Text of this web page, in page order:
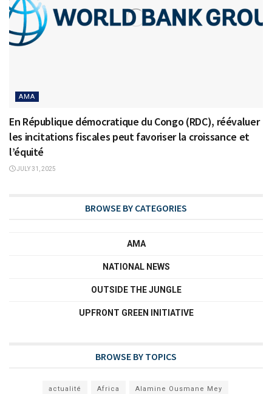
AMA
En République démocratique du Congo (RDC), réévaluer
les incitations fiscales peut favoriser la croissance et
l’équité
JULY 31, 2025
BROWSE BY CATEGORIES
AMA
NATIONAL NEWS
OUTSIDE THE JUNGLE
UPFRONT GREEN INITIATIVE
BROWSE BY TOPICS
actualité Africa Alamine Ousmane Mey